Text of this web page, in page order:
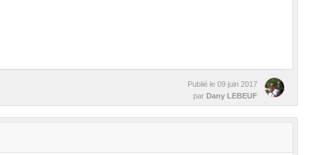
Publié le 09 juin 2017
par Dany LEBEUF